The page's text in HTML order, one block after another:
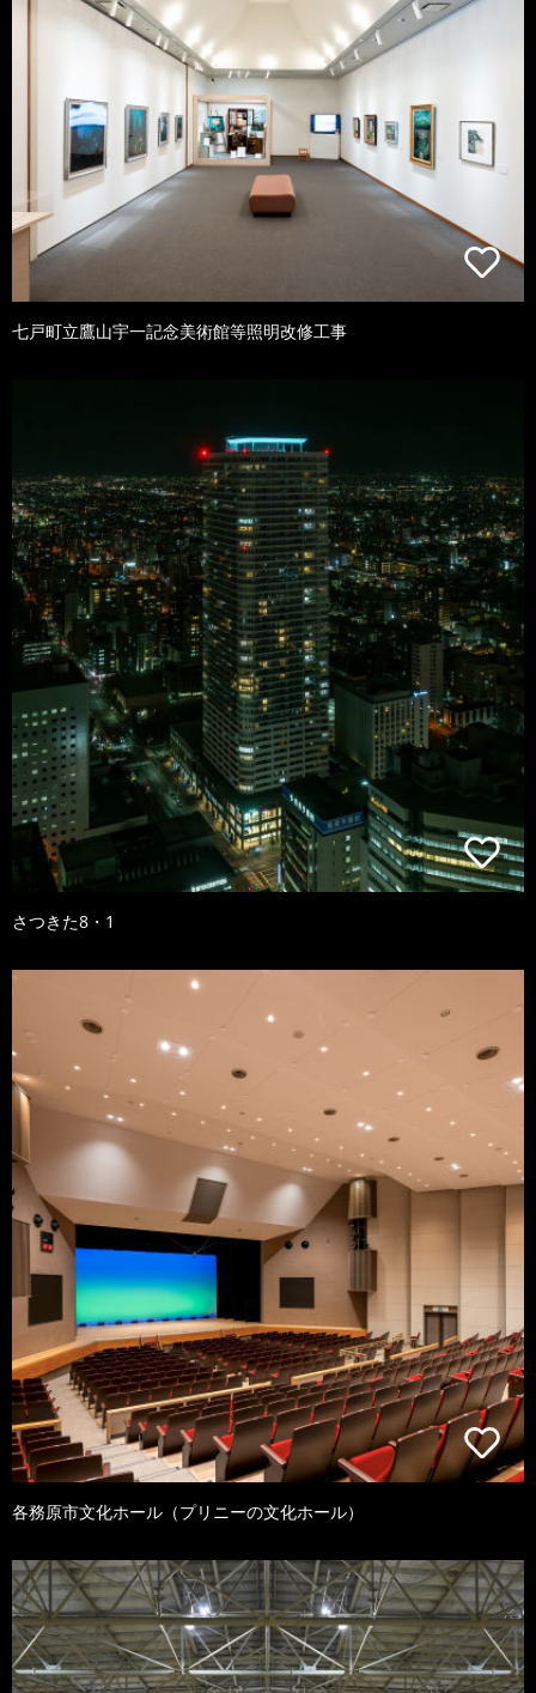
七戸町立鷹山宇一記念美術館等照明改修工事
さつきた8・1
各務原市文化ホール（プリニーの文化ホール）